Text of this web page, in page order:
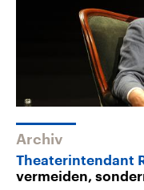
Archiv
Theaterintendant
vermeiden,